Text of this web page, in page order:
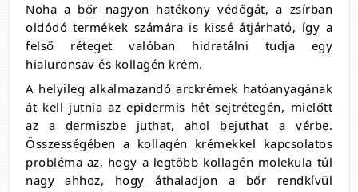
Noha a bőr nagyon hatékony védőgát, a zsírban
oldódó termékek számára is kissé átjárható, így a
felső réteget valóban hidratálni tudja egy
hialuronsav és kollagén krém.
A helyileg alkalmazandó arckrémek hatóanyagának
át kell jutnia az epidermis hét sejtrétegén, mielőtt
az a dermiszbe juthat, ahol bejuthat a vérbe.
Összességében a kollagén krémekkel kapcsolatos
probléma az, hogy a legtöbb kollagén molekula túl
nagy ahhoz, hogy áthaladjon a bőr rendkívül